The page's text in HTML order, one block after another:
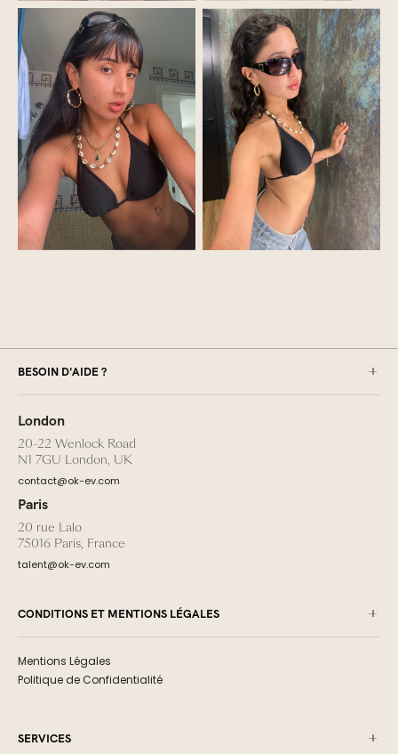
BESOIN D'AIDE ?
London
20-22 Wenlock Road
N1 7GU London, UK
contact@ok-ev.com
Paris
20 rue Lalo
75016 Paris, France
talent@ok-ev.com
CONDITIONS ET MENTIONS LÉGALES
Mentions Légales
Politique de Confidentialité
SERVICES